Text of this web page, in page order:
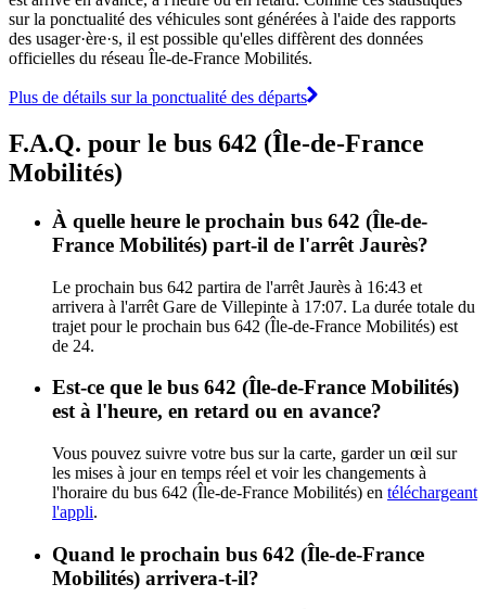
sur la ponctualité des véhicules sont générées à l'aide des rapports
des usager·ère·s, il est possible qu'elles diffèrent des données
officielles du réseau Île-de-France Mobilités.
Plus de détails sur la ponctualité des départs
F.A.Q. pour le bus 642 (Île-de-France
Mobilités)
À quelle heure le prochain bus 642 (Île-de-
France Mobilités) part-il de l'arrêt Jaurès?
Le prochain bus 642 partira de l'arrêt Jaurès à 16:43 et
arrivera à l'arrêt Gare de Villepinte à 17:07. La durée totale du
trajet pour le prochain bus 642 (Île-de-France Mobilités) est
de 24.
Est-ce que le bus 642 (Île-de-France Mobilités)
est à l'heure, en retard ou en avance?
Vous pouvez suivre votre bus sur la carte, garder un œil sur
les mises à jour en temps réel et voir les changements à
l'horaire du bus 642 (Île-de-France Mobilités) en téléchargeant
l'appli.
Quand le prochain bus 642 (Île-de-France
Mobilités) arrivera-t-il?